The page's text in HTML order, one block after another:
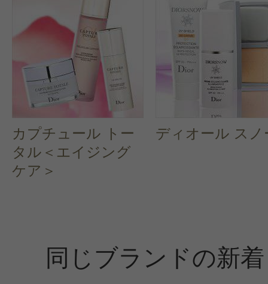
CT会員様は、
マイページの「購
らクチコミ投稿すると1 商品に
ントプレゼント！
カプチュール トー
タル＜エイジング
ケア＞
ディオール スノ
同じブランドの新